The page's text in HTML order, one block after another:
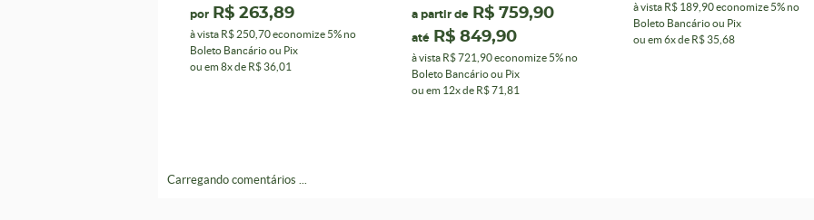
por R$ 263,89
à vista R$ 250,70economize 5%no
Boleto Bancário ou Pix
ou em 8xde R$ 36,01
a partir de R$ 759,90
até R$ 849,90
à vista R$ 721,90economize 5%no
Boleto Bancário ou Pix
ou em 12xde R$ 71,81
à vista R$ 189,90economize 5%no
Boleto Bancário ou Pix
ou em 6xde R$ 35,68
Carregando comentários ...